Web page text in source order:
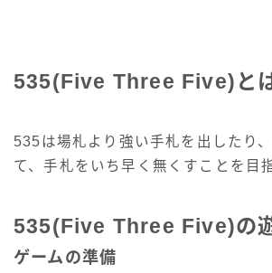
535(Five Three Five)と
535は場札より強い手札を出したり
て、手札をいち早く無くすことを目
535(Five Three Five)の
ゲームの準備